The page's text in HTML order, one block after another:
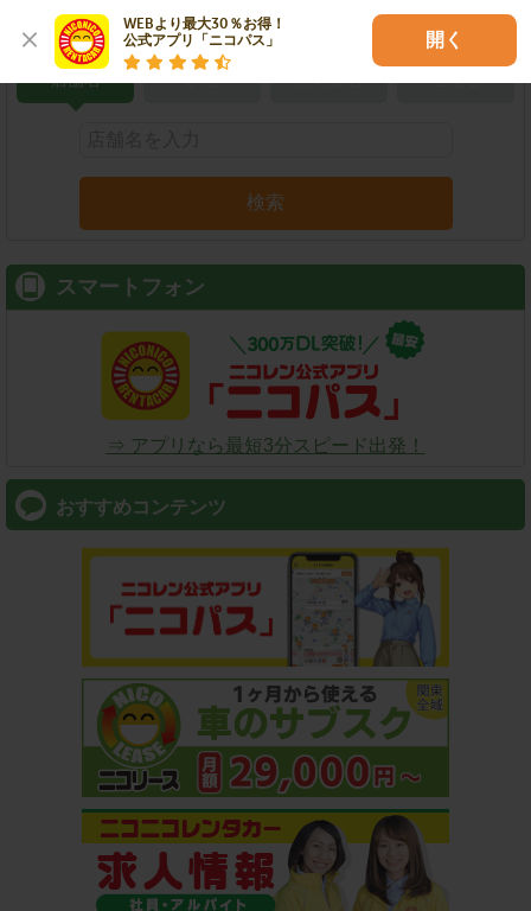
WEBより最大30％お得！
公式アプリ「ニコパス」
開く
こだわり条件で検索
店舗名 駅名 新幹線名 空港名
検索
スマートフォン
⇒ アプリなら最短3分スピード出発！
おすすめコンテンツ